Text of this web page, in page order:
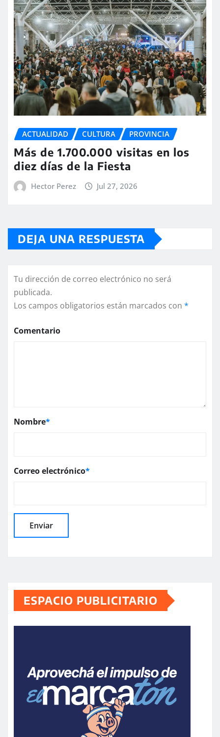
ACTUALIDAD CULTURA PROVINCIA
Más de 1.700.000 visitas en los
diez días de la Fiesta
Hector Perez Jul 27, 2026
DEJA UNA RESPUESTA
Tu dirección de correo electrónico no será
publicada.
Los campos obligatorios están marcados con *
Comentario
Nombre*
Correo electrónico*
ESPACIO PUBLICITARIO